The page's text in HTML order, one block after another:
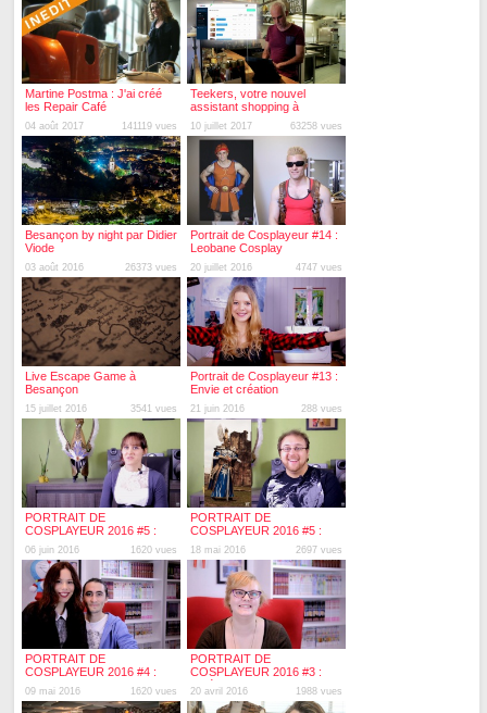
Martine Postma : J'ai créé
les Repair Café
04 août 2017 141119 vues
Teekers, votre nouvel
assistant shopping à
Besançon !
10 juillet 2017 63258 vues
Besançon by night par Didier
Viode
03 août 2016 26373 vues
Portrait de Cosplayeur #14 :
Leobane Cosplay
20 juillet 2016 4747 vues
Live Escape Game à
Besançon
15 juillet 2016 3541 vues
Portrait de Cosplayeur #13 :
Envie et création
21 juin 2016 288 vues
PORTRAIT DE
COSPLAYEUR 2016 #5 :
Leeloo Kris Cosplay
06 juin 2016 1620 vues
PORTRAIT DE
COSPLAYEUR 2016 #5 :
Aldarion Cosplay
18 mai 2016 2697 vues
PORTRAIT DE
COSPLAYEUR 2016 #4 :
Patricia et Alex cosplay
09 mai 2016 1620 vues
PORTRAIT DE
COSPLAYEUR 2016 #3 :
Amé Sora Cosplay
20 avril 2016 1988 vues